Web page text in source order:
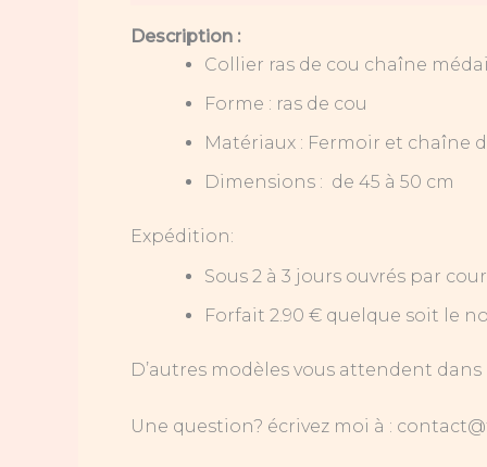
Description :
Collier ras de cou chaîne
Forme : ras de cou
Matériaux : Fermoir et chaîne
Dimensions : de 45 à 50 cm
Expédition:
Sous 2 à 3 jours ouvrés par
Forfait 2.90 € quelque soit le
D’autres modèles vous attendent dans
Une question? écrivez moi à :